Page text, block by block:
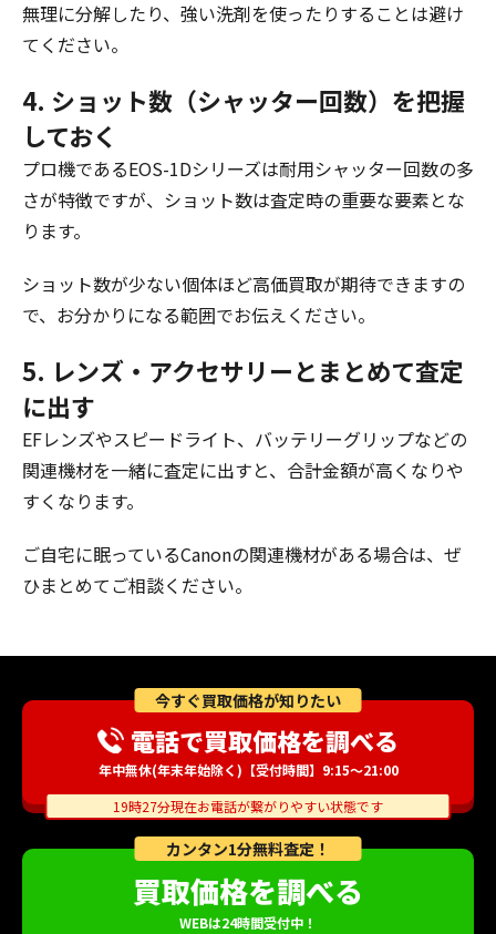
無理に分解したり、強い洗剤を使ったりすることは避け
てください。
4. ショット数（シャッター回数）を把握
しておく
プロ機であるEOS-1Dシリーズは耐用シャッター回数の多
さが特徴ですが、ショット数は査定時の重要な要素とな
ります。
ショット数が少ない個体ほど高価買取が期待できますの
で、お分かりになる範囲でお伝えください。
5. レンズ・アクセサリーとまとめて査定
に出す
EFレンズやスピードライト、バッテリーグリップなどの
関連機材を一緒に査定に出すと、合計金額が高くなりや
すくなります。
ご自宅に眠っているCanonの関連機材がある場合は、ぜ
ひまとめてご相談ください。
カンタン1分無料査定！
買取価格を調べる
WEBは24時間受付中！
今すぐ買取価格が知りたい
電話で買取価格を調べる
年中無休(年末年始除く)【受付時間】9:15～21:00
19時27分現在お電話が繋がりやすい状態です